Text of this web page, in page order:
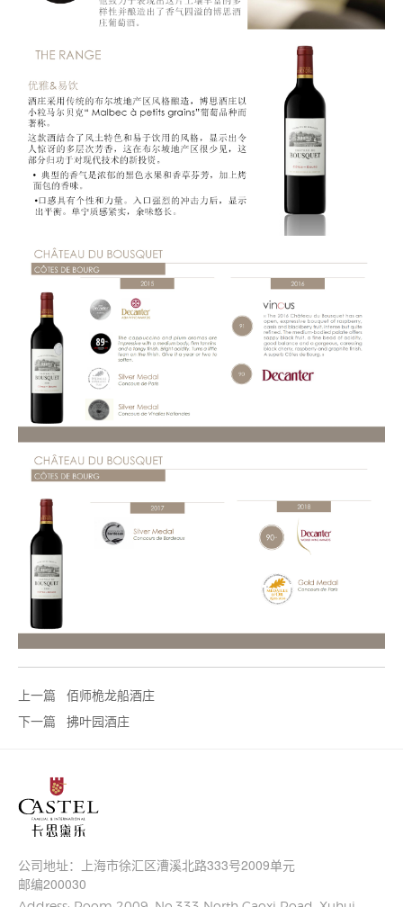
上一篇
佰师桅龙船酒庄
下一篇
拂叶园酒庄
公司地址：
上海市徐汇区漕溪北路333号2009单元
邮编200030